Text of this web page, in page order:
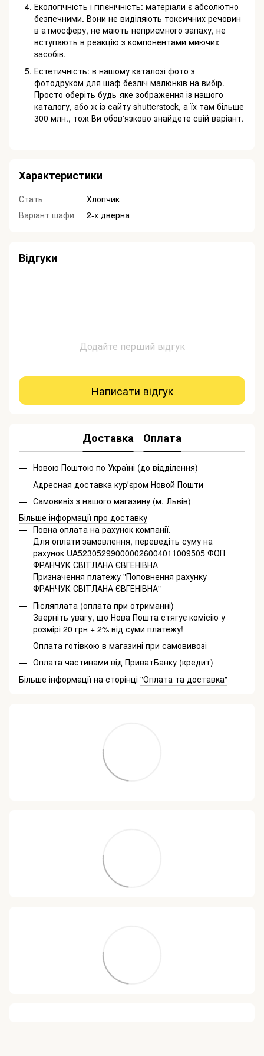
Екологічність і гігієнічність: матеріали є абсолютно
безпечними. Вони не виділяють токсичних речовин
в атмосферу, не мають неприємного запаху, не
вступають в реакцію з компонентами миючих
засобів.
Естетичність: в нашому каталозі фото з
фотодруком для шаф безліч малюнків на вибір.
Просто оберіть будь-яке зображення із нашого
каталогу, або ж із сайту shutterstock, а їх там більше
300 млн., тож Ви обов'язково знайдете свій варіант.
Характеристики
Стать
Хлопчик
Варіант шафи
2-х дверна
Відгуки
Додайте перший відгук
Написати відгук
Доставка Оплата
Новою Поштою по Україні (до відділення)
Адресная доставка курʼєром Новой Пошти
Самовивіз з нашого магазину (м. Львів)
Більше інформації про доставку
Повна оплата на рахунок компанії.
Для оплати замовлення, переведіть суму на
рахунок UA523052990000026004011009505 ФОП
ФРАНЧУК СВІТЛАНА ЄВГЕНІВНА
Призначення платежу "Поповнення рахунку
ФРАНЧУК СВІТЛАНА ЄВГЕНІВНА"
Післяплата (оплата при отриманні)
Зверніть увагу, що Нова Пошта стягує комісію у
розмірі 20 грн + 2% від суми платежу!
Оплата готівкою в магазині при самовивозі
Оплата частинами від ПриватБанку (кредит)
Більше інформації на сторінці "Оплата та доставка"